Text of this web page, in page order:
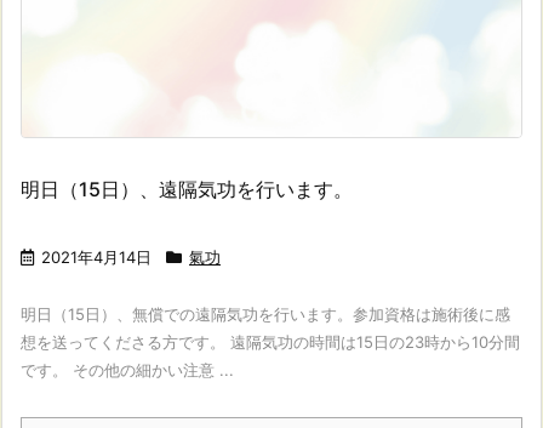
明日（15日）、遠隔気功を行います。
2021年4月14日 氣功
明日（15日）、無償での遠隔気功を行います。参加資格は施術後に感
想を送ってくださる方です。 遠隔気功の時間は15日の23時から10分間
です。 その他の細かい注意 ...